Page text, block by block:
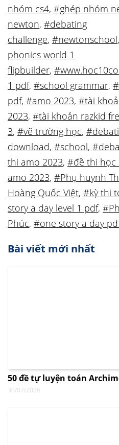
nhóm cs4, #ghép nhóm
newton, #debating
challenge, #newtonschool,
phonics world 1
flipbuilder,
1 pdf, #school grammar,
pdf, #amo 2023, #tài
2023, #tài khoản razkid
3, #vẽ trường học,
download, #school,
thi amo 2023, #đề thi học
amo 2023, #Phụ huynh
Hoàng Quốc Việt, #kỳ thi
story a day level 1 pdf,
Phúc, #one story a day
Bài viết mới nhất
50 đề tự luyện toán
30/07/2026